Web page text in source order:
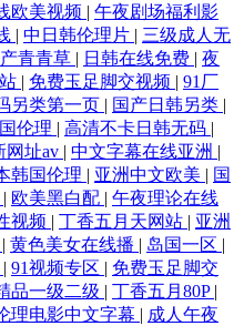
欧美视频 | 午夜剧场福利影
| 中日韩伦理片 | 三级成人无
青青草 | 日韩在线免费 | 夜
| 免费玉足脚交视频 | 91厂
另类第一页 | 国产日韩另类 |
伦理 | 高清不卡日韩无码 |
网址av | 中文字幕在线亚洲 |
韩国伦理 | 亚洲中文欧美 | 国
| 欧美黑白配 | 午夜理论在线
视频 | 丁香五月天网站 | 亚洲
| 黄色美女在线播 | 岛国一区 |
| 91视频专区 | 免费玉足脚交
品一级二级 | 丁香五月80P |
理电影中文字幕 | 成人午夜